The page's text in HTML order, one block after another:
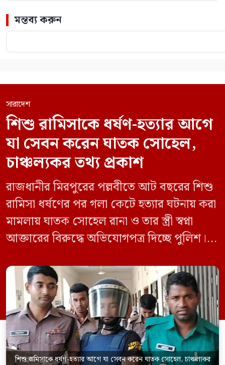
মন্তব্য করুন
সারাদেশ
শিশু রামিসাকে ধর্ষণ-হত্যার আগে
যা সেবন করেন ঘাতক সোহেল,
চাঞ্চল্যকর তথ্য প্রকাশ
রাজধানীর মিরপুরের পল্লবীতে আট বছরের শিশু
রামিসা ধর্ষণের পর গলা কেটে হত্যার ঘটনায় করা
মামলায় ঘাতক সোহেল রানা ও তার স্ত্রী স্বপ্না
আক্তারের বিরুদ্ধে অভিযোগপত্র দিচ্ছে পুলিশ।
সেবন করেছিলেন বলে জবানবন্দিতে
জানিয়েছেন আসামি। রোববার (২৪ মে) সকালে
মামলার তদন্ত কর্মকর্তা পল্লবী থানার উপ-
পরিদর্শক অহিদুজ্জামান এ তথ্য নিছিত করেন।
তিনি বলেন, […]
শিশু রামিসাকে ধর্ষণ-হত্যার আগে যা সেবন করেন ঘাতক সোহেল, চাঞ্চল্যকর